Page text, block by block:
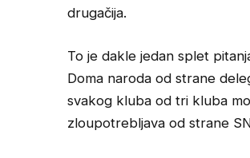
drugačija.
To je dakle jedan splet
Doma naroda od strane
svakog kluba od tri kluba
zloupotrebljava od strane